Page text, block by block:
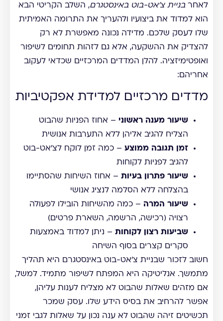
לאחרבניית צ'אט-בוט באינסטגרם, השלב הקריטי הבא
הוא למדוד את ביצועיו ולהעריך את התרומה האמיתית
שלו לעסק שלכם. מדידה נכונה מאפשרת לא רק
להצדיק את ההשקעה, אלא גם לזהות תחומים לשיפור
ואופטימיזציה. להלן המדדים המרכזיים שכדאי לעקוב
אחריהם:
מדדים מרכזיים למדידת אפקטיביות
שיעור מענה ראשוני – אחוז הפניות שהבוט
הצליח להגיב אליהן ללא התערבות אנושית
זמן תגובה ממוצע – כמה זמן לוקח לצ'אט-בוט
להגיב לפניות לקוחות
שיעור פתרון בעיות – אחוז השיחות שהסתיימו
בהצלחה ללא הסלמה לנציג אנושי
שיעור המרה – כמה מהשיחות הובילו לפעולה
רצויה (רכישה, הרשמה, השארת פרטים)
שביעות רצון לקוחות – ניתן למדוד באמצעות
סקרים קצרים בסוף השיחה
חשוב לזכור שבניית צ'אט-בוט באינסטגרם היא תהליך
מתמשך. אנליטיקה היא המפתח לשיפור מתמיד. למשל,
אם מזהים שאלות שהבוט לא מצליח לענות עליהן,
אפשר להרחיב את בסיס הידע שלו. עסק שמכר
תכשיטים זיהה שהבוט לא ענה נכון על שאלות לגבי זמני